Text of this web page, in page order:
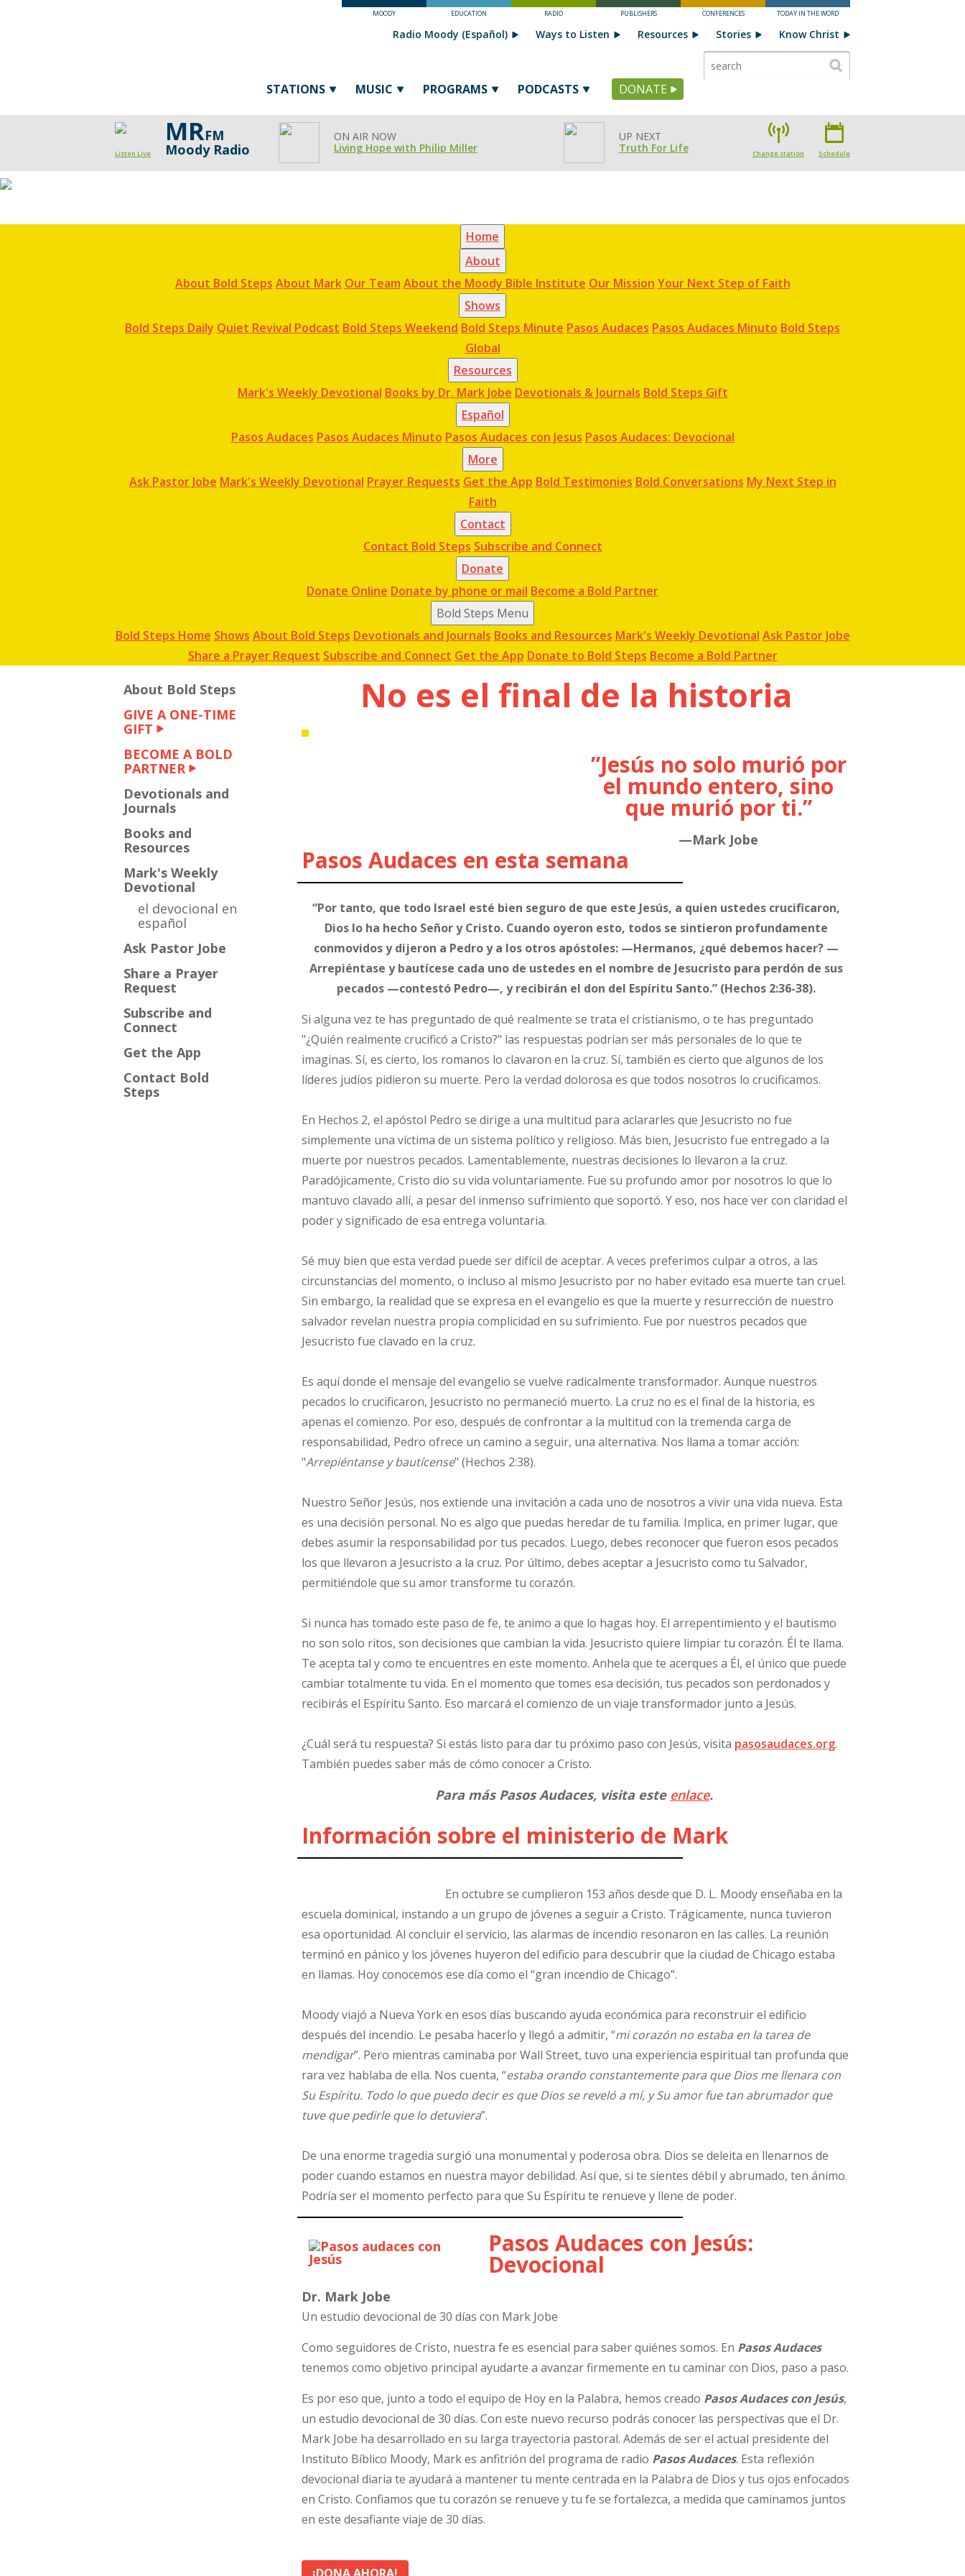
MOODY EDUCATION RADIO PUBLISHERS CONFERENCES TODAY IN THE WORD
STATIONS MUSIC PROGRAMS PODCASTS DONATE
Radio Moody (Español) Ways to Listen Resources Stories Know Christ
Listen Live
MRFM
Moody Radio
ON AIR NOW
Living Hope with Philip Miller
UP NEXT
Truth For Life
Change station Schedule
Home
About
About Bold Steps About Mark Our Team About the Moody Bible Institute Our Mission Your Next Step of Faith
Shows
Bold Steps Daily Quiet Revival Podcast Bold Steps Weekend Bold Steps Minute Pasos Audaces Pasos Audaces Minuto Bold Steps
Global
Resources
Mark's Weekly Devotional Books by Dr. Mark Jobe Devotionals & Journals Bold Steps Gift
Español
Pasos Audaces Pasos Audaces Minuto Pasos Audaces con Jesus Pasos Audaces: Devocional
More
Ask Pastor Jobe Mark's Weekly Devotional Prayer Requests Get the App Bold Testimonies Bold Conversations My Next Step in
Faith
Contact
Contact Bold Steps Subscribe and Connect
Donate
Donate Online Donate by phone or mail Become a Bold Partner
Bold Steps Menu
Bold Steps Home Shows About Bold Steps Devotionals and Journals Books and Resources Mark's Weekly Devotional Ask Pastor Jobe
Share a Prayer Request Subscribe and Connect Get the App Donate to Bold Steps Become a Bold Partner
About Bold Steps
GIVE A ONE-TIME
GIFT
BECOME A BOLD
PARTNER
Devotionals and
Journals
Books and
Resources
Mark's Weekly
Devotional
el devocional en
español
Ask Pastor Jobe
Share a Prayer
Request
Subscribe and
Connect
Get the App
Contact Bold
Steps
No es el final de la historia
”Jesús no solo murió por
el mundo entero, sino
que murió por ti.”
—Mark Jobe
Pasos Audaces en esta semana
“Por tanto, que todo Israel esté bien seguro de que este Jesús, a quien ustedes crucificaron,
Dios lo ha hecho Señor y Cristo. Cuando oyeron esto, todos se sintieron profundamente
conmovidos y dijeron a Pedro y a los otros apóstoles: —Hermanos, ¿qué debemos hacer? —
Arrepiéntase y bautícese cada uno de ustedes en el nombre de Jesucristo para perdón de sus
pecados —contestó Pedro—, y recibirán el don del Espíritu Santo.” (Hechos 2:36-38).
Si alguna vez te has preguntado de qué realmente se trata el cristianismo, o te has preguntado
"¿Quién realmente crucificó a Cristo?" las respuestas podrían ser más personales de lo que te
imaginas. Sí, es cierto, los romanos lo clavaron en la cruz. Sí, también es cierto que algunos de los
líderes judíos pidieron su muerte. Pero la verdad dolorosa es que todos nosotros lo crucificamos.
En Hechos 2, el apóstol Pedro se dirige a una multitud para aclararles que Jesucristo no fue
simplemente una víctima de un sistema político y religioso. Más bien, Jesucristo fue entregado a la
muerte por nuestros pecados. Lamentablemente, nuestras decisiones lo llevaron a la cruz.
Paradójicamente, Cristo dio su vida voluntariamente. Fue su profundo amor por nosotros lo que lo
mantuvo clavado allí, a pesar del inmenso sufrimiento que soportó. Y eso, nos hace ver con claridad el
poder y significado de esa entrega voluntaria.
Sé muy bien que esta verdad puede ser difícil de aceptar. A veces preferimos culpar a otros, a las
circunstancias del momento, o incluso al mismo Jesucristo por no haber evitado esa muerte tan cruel.
Sin embargo, la realidad que se expresa en el evangelio es que la muerte y resurrección de nuestro
salvador revelan nuestra propia complicidad en su sufrimiento. Fue por nuestros pecados que
Jesucristo fue clavado en la cruz.
Es aquí donde el mensaje del evangelio se vuelve radicalmente transformador. Aunque nuestros
pecados lo crucificaron, Jesucristo no permaneció muerto. La cruz no es el final de la historia, es
apenas el comienzo. Por eso, después de confrontar a la multitud con la tremenda carga de
responsabilidad, Pedro ofrece un camino a seguir, una alternativa. Nos llama a tomar acción:
"Arrepiéntanse y bautícense" (Hechos 2:38).
Nuestro Señor Jesús, nos extiende una invitación a cada uno de nosotros a vivir una vida nueva. Esta
es una decisión personal. No es algo que puedas heredar de tu familia. Implica, en primer lugar, que
debes asumir la responsabilidad por tus pecados. Luego, debes reconocer que fueron esos pecados
los que llevaron a Jesucristo a la cruz. Por último, debes aceptar a Jesucristo como tu Salvador,
permitiéndole que su amor transforme tu corazón.
Si nunca has tomado este paso de fe, te animo a que lo hagas hoy. El arrepentimiento y el bautismo
no son solo ritos, son decisiones que cambian la vida. Jesucristo quiere limpiar tu corazón. Él te llama.
Te acepta tal y como te encuentres en este momento. Anhela que te acerques a Él, el único que puede
cambiar totalmente tu vida. En el momento que tomes esa decisión, tus pecados son perdonados y
recibirás el Espíritu Santo. Eso marcará el comienzo de un viaje transformador junto a Jesús.
¿Cuál será tu respuesta? Si estás listo para dar tu próximo paso con Jesús, visita pasosaudaces.org.
También puedes saber más de cómo conocer a Cristo.
Para más Pasos Audaces, visita este enlace.
Información sobre el ministerio de Mark
En octubre se cumplieron 153 años desde que D. L. Moody enseñaba en la
escuela dominical, instando a un grupo de jóvenes a seguir a Cristo. Trágicamente, nunca tuvieron
esa oportunidad. Al concluir el servicio, las alarmas de incendio resonaron en las calles. La reunión
terminó en pánico y los jóvenes huyeron del edificio para descubrir que la ciudad de Chicago estaba
en llamas. Hoy conocemos ese día como el “gran incendio de Chicago”.
Moody viajó a Nueva York en esos días buscando ayuda económica para reconstruir el edificio
después del incendio. Le pesaba hacerlo y llegó a admitir, “mi corazón no estaba en la tarea de
mendigar”. Pero mientras caminaba por Wall Street, tuvo una experiencia espiritual tan profunda que
rara vez hablaba de ella. Nos cuenta, “estaba orando constantemente para que Dios me llenara con
Su Espíritu. Todo lo que puedo decir es que Dios se reveló a mí, y Su amor fue tan abrumador que
tuve que pedirle que lo detuviera”.
De una enorme tragedia surgió una monumental y poderosa obra. Dios se deleita en llenarnos de
poder cuando estamos en nuestra mayor debilidad. Así que, si te sientes débil y abrumado, ten ánimo.
Podría ser el momento perfecto para que Su Espíritu te renueve y llene de poder.
Pasos Audaces con Jesús:
Devocional
Dr. Mark Jobe
Un estudio devocional de 30 días con Mark Jobe
Como seguidores de Cristo, nuestra fe es esencial para saber quiénes somos. En Pasos Audaces
tenemos como objetivo principal ayudarte a avanzar firmemente en tu caminar con Dios, paso a paso.
Es por eso que, junto a todo el equipo de Hoy en la Palabra, hemos creado Pasos Audaces con Jesús,
un estudio devocional de 30 días. Con este nuevo recurso podrás conocer las perspectivas que el Dr.
Mark Jobe ha desarrollado en su larga trayectoria pastoral. Además de ser el actual presidente del
Instituto Bíblico Moody, Mark es anfitrión del programa de radio Pasos Audaces. Esta reflexión
devocional diaria te ayudará a mantener tu mente centrada en la Palabra de Dios y tus ojos enfocados
en Cristo. Confiamos que tu corazón se renueve y tu fe se fortalezca, a medida que caminamos juntos
en este desafiante viaje de 30 días.